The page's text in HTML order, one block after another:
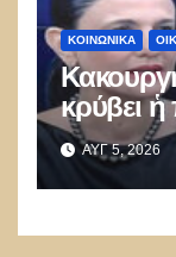
ΚΟΙΝΩΝΙΚΑ
κρύβει
funds
ΑΥΓ 5, 2026